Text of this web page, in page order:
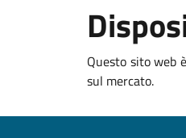
Questo sito web
sul mercato.